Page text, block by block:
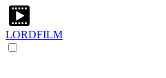
LORDFILM